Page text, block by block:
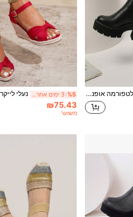
מגפי פלטפורמה אופנתיים שחורים לנשים עם בטנה תרמית, סתיו/חורף, מגפיים לנשים %5 3 ימים אחרונים
₪75.43
משוער